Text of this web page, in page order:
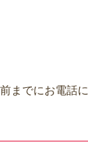
までにお電話に